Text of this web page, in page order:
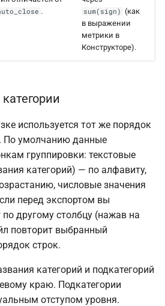
. sum(sign) (как
в выражении
метрики в
Конструкторе).
используется тот же порядок
По умолчанию данные
группировки: текстовые
категорий) — по алфавиту,
числовые значения
перед экспортом вы
по другому столбцу (нажав на
повторит выбранный
строк.
категорий и подкатегорий
краю. Подкатегории
отступом уровня.